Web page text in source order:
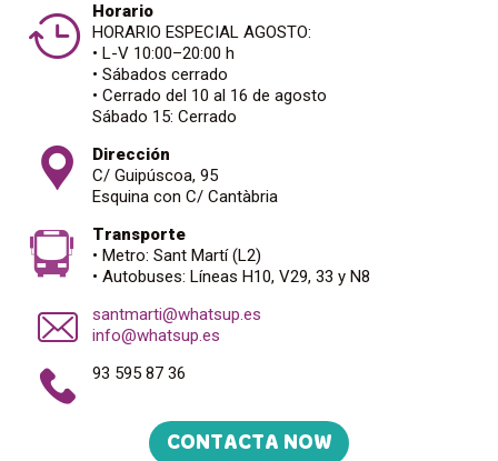
Horario
HORARIO ESPECIAL AGOSTO:
• L-V 10:00–20:00 h
• Sábados cerrado
• Cerrado del 10 al 16 de agosto
Sábado 15: Cerrado
Dirección
C/ Guipúscoa, 95
Esquina con C/ Cantàbria
Transporte
• Metro: Sant Martí (L2)
• Autobuses: Líneas H10, V29, 33 y N8
santmarti@whatsup.es
info@whatsup.es
93 595 87 36
CONTACTA NOW